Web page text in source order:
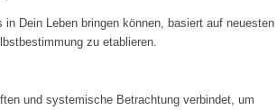
Dein Leben bringen können, basiert auf neuesten
zu etablieren.
und systemische Betrachtung verbindet, um